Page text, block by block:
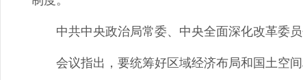
中共中央政治局常委、中央全面深化改革委员
会议指出，要统筹好区域经济布局和国土空间